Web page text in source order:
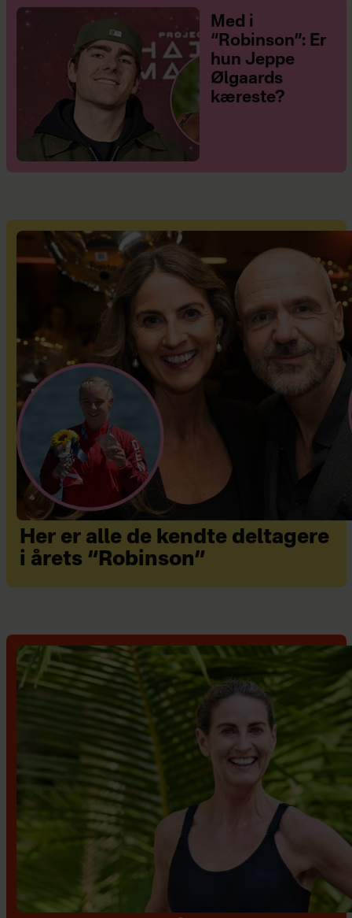
Med i
“Robinson”: Er
hun Jeppe
Ølgaards
kæreste?
Her er alle de kendte deltagere
i årets “Robinson”